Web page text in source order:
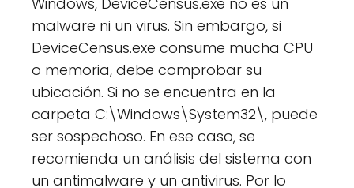
malware ni un virus. Sin embargo, si
DeviceCensus.exe consume mucha CPU
o memoria, debe comprobar su
ubicación. Si no se encuentra en la
carpeta C:\Windows\System32\, puede
ser sospechoso. En ese caso, se
recomienda un análisis del sistema con
un antimalware y un antivirus. Por lo